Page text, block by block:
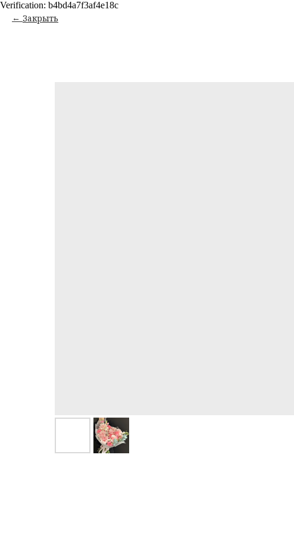
Verification: b4bd4a7f3af4e18c
Закрыть